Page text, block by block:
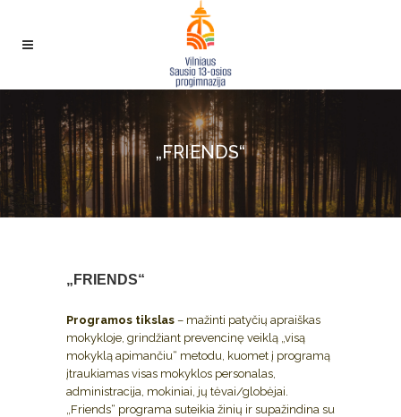
„FRIENDS“
„FRIENDS“
Programos tikslas – mažinti patyčių apraiškas
mokykloje, grindžiant prevencinę veiklą „visą
mokyklą apimančiu“ metodu, kuomet į programą
įtraukiamas visas mokyklos personalas,
administracija, mokiniai, jų tėvai/globėjai.
„Friends“ programa suteikia žinių ir supažindina su